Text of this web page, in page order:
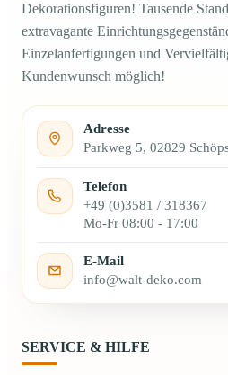
Dekorationsfiguren! Tausende
extravagante
Einzelanfertigungen und
Kundenwunsch möglich!
Adresse
Parkweg 5, 02829
Telefon
+49 (0)3581 / 318367
Mo-Fr 08:00 - 17:00
E-Mail
info@walt-deko.com
SERVICE & HILFE